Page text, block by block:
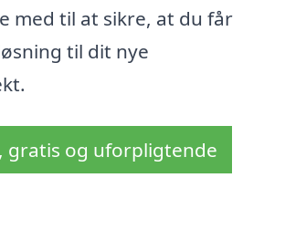
med til at sikre, at du får
til dit nye
gratis og uforpligtende